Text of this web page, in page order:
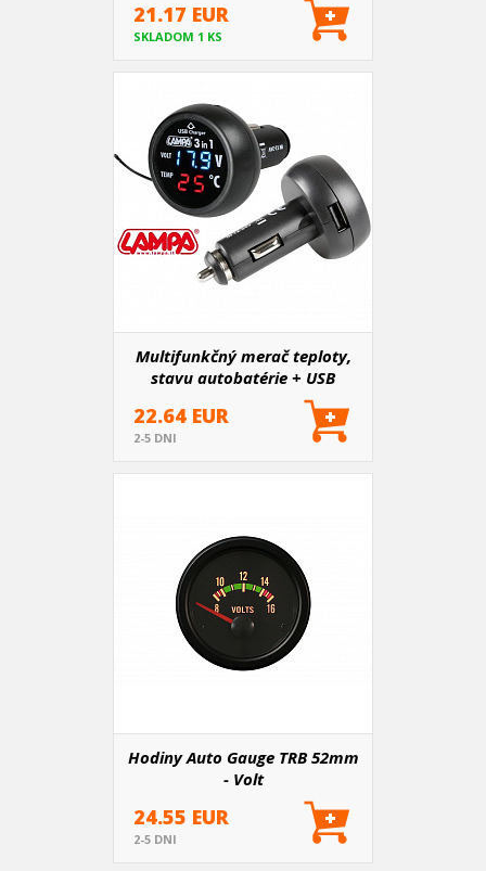
21.17 EUR
SKLADOM 1 KS
Multifunkčný merač teploty,
stavu autobatérie + USB
22.64 EUR
2-5 DNI
Hodiny Auto Gauge TRB 52mm
- Volt
24.55 EUR
2-5 DNI